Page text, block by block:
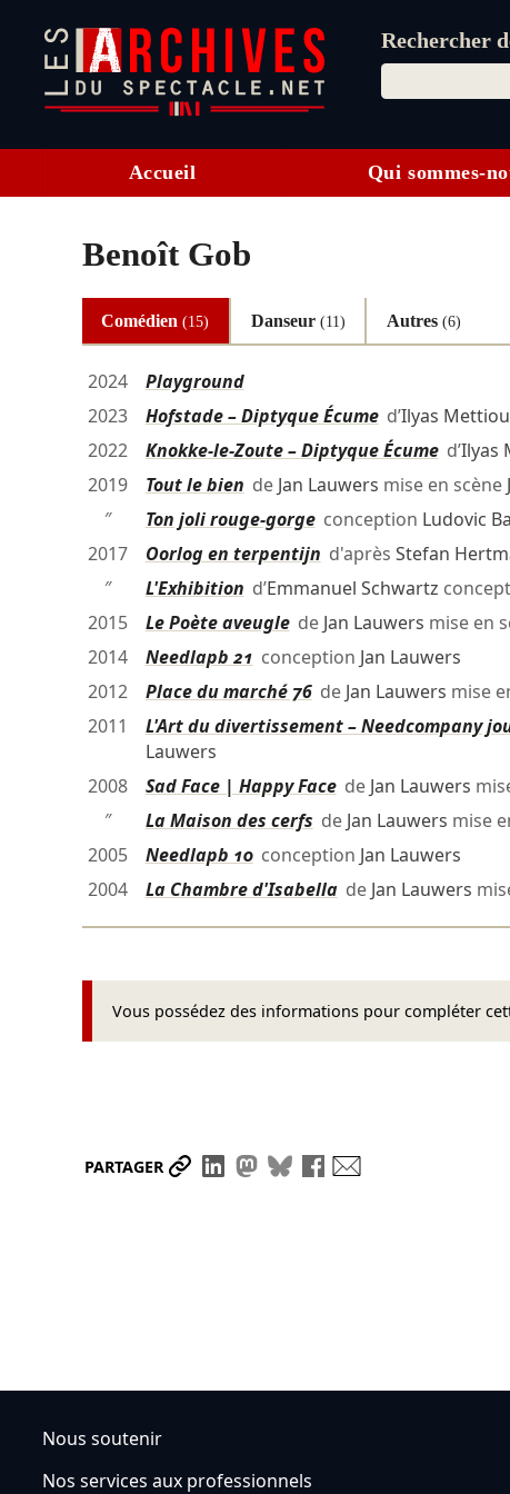
Rechercher
Accueil Qui sommes-
Benoît Gob
Comédien(15) Danseur (11) Autres(6)
2024
Playground
2023
Hofstade – Diptyque Écumed’Ilyas
2022
Knokke-le-Zoute – Diptyque Écumed’Ilyas
2019
Tout le bien de Jan Lauwers mise en scène
″
Ton joli rouge-gorgeconception Ludovic
2017
Oorlog en terpentijn d'après Stefan
″
L'Exhibition d’Emmanuel Schwartz
2015
Le Poète aveuglede Jan Lauwers mise en
2014
Needlapb 21 conception Jan Lauwers
2012
Place du marché 76de Jan Lauwers mise
2011
L'Art du divertissement – Needcompany
Lauwers
2008
Sad Face | Happy Facede Jan Lauwers
″
La Maison des cerfs de Jan Lauwers mise
2005
Needlapb 10conception Jan Lauwers
2004
La Chambre d'Isabellade Jan Lauwers
Vous possédez des informations pour compléter
PARTAGER Partager le lien
Partager sur LinkedIn
Partager sur Mastodon
Partager sur Bluesky
Partager sur
Nous soutenir
Nos services aux professionnels